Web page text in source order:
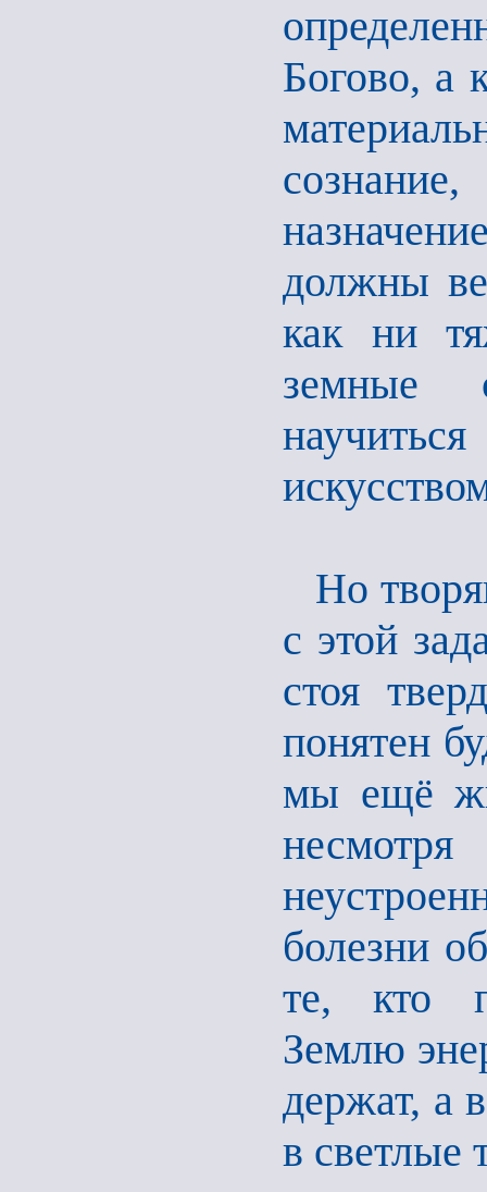
Богово, а
должны
как ни
земные
Но
с этой
стоя
понятен
мы ещё
болезни
те, кто
Землю
держат, а
в светлые